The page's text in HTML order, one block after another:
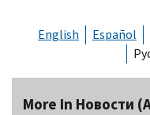
English Español
More In Новости